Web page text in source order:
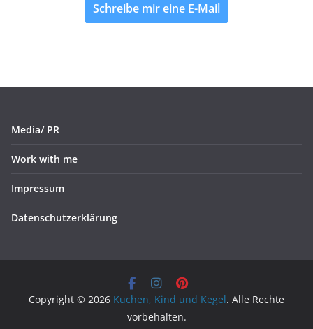
Schreibe mir eine E-Mail
Media/ PR
Work with me
Impressum
Datenschutzerklärung
Copyright © 2026 Kuchen, Kind und Kegel. Alle Rechte
vorbehalten.